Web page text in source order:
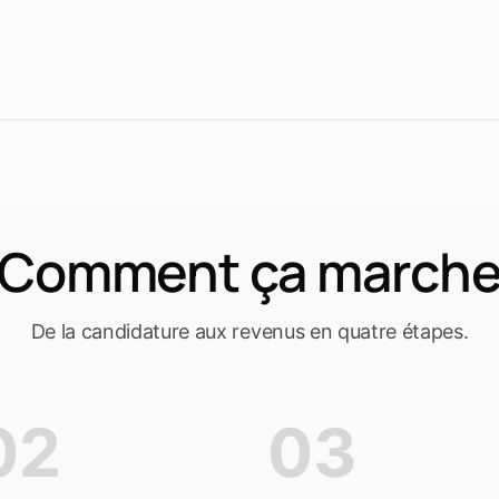
ça
De la candidature aux revenus en quatre étapes.
03